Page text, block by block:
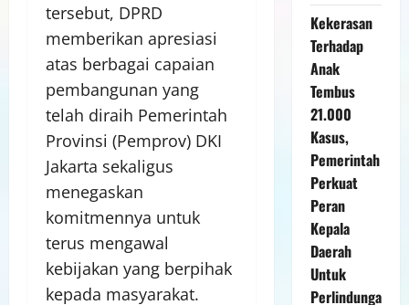
tersebut, DPRD
memberikan apresiasi
atas berbagai capaian
pembangunan yang
telah diraih Pemerintah
Provinsi (Pemprov) DKI
Jakarta sekaligus
menegaskan
komitmennya untuk
terus mengawal
kebijakan yang berpihak
kepada masyarakat.
Kekerasan
Terhadap
Anak
Tembus
21.000
Kasus,
Pemerintah
Perkuat
Peran
Kepala
Daerah
Untuk
Perlindunga